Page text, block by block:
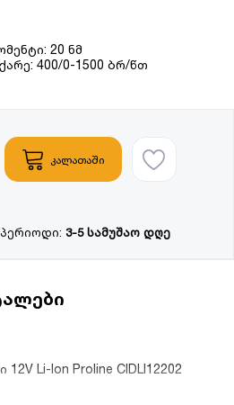
20 ნმ
400/0-1500 ბრ/წთ
კალათაში
3-5 სამუშაო დღე
Li-Ion Proline CIDLI12202